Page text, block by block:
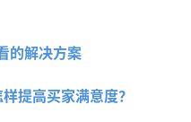
的解决方案
提高买家满意度？